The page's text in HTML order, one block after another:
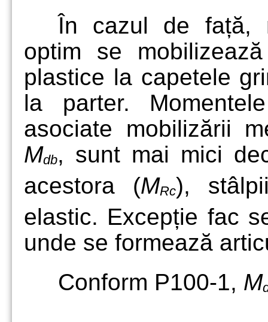
În cazul de față,
optim se
plastice la capetele
la parter.
asociate mobilizării
Mdb, sunt mai mici
acestora (MRc),
elastic. Excepție fac
unde se formează
Conform P100-1, M